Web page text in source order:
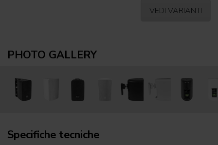
VEDI VARIANTI
PHOTO GALLERY
Specifiche tecniche